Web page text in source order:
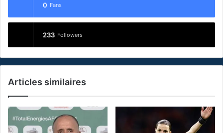
0 Fans
233 Followers
Articles similaires